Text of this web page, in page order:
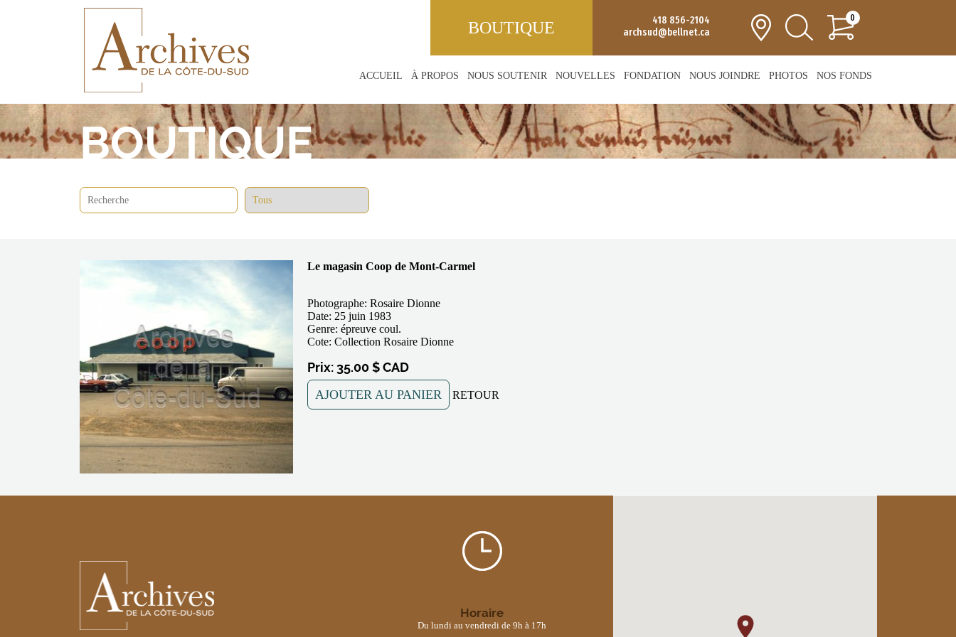
BOUTIQUE
418 856-2104
archsud@bellnet.ca
0
ACCUEIL À PROPOS NOUS SOUTENIR NOUVELLES FONDATION NOUS JOINDRE PHOTOS NOS FONDS
BOUTIQUE
Le magasin Coop de Mont-Carmel
Photographe: Rosaire Dionne
Date: 25 juin 1983
Genre: épreuve coul.
Cote: Collection Rosaire Dionne
Prix: 35.00 $ CAD
AJOUTER AU PANIER RETOUR
Horaire
Du lundi au vendredi de 9h à 17h